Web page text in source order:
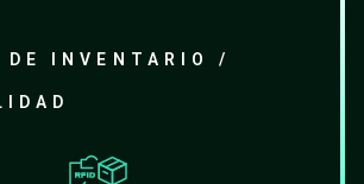
DE INVENTARIO /